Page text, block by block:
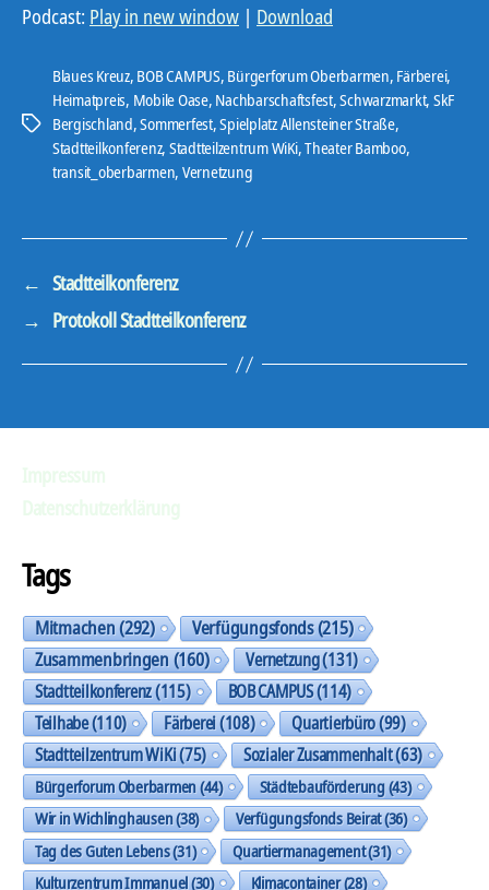
d
P
e
Podcast: Play in new window | Download
Schlagwörter
Blaues Kreuz, BOB CAMPUS, Bürgerforum Oberbarmen, Färberei,
Heimatpreis, Mobile Oase, Nachbarschaftsfest,Schwarzmarkt, SkF
Bergischland,Sommerfest,Spielplatz Allensteiner Straße,
Stadtteilkonferenz, Stadtteilzentrum WiKi,Theater Bamboo,
transit_oberbarmen, Vernetzung
← Stadtteilkonferenz
→ Protokoll Stadtteilkonferenz
Tags
Mitmachen(292) Verfügungsfonds(215)
Zusammenbringen(160) Vernetzung(131)
Stadtteilkonferenz(115) BOB CAMPUS(114)
Teilhabe(110) Färberei(108) Quartierbüro(99)
Stadtteilzentrum WiKi(75) Sozialer Zusammenhalt(63)
Bürgerforum Oberbarmen(44) Städtebauförderung(43)
Wir in Wichlinghausen(38) Verfügungsfonds Beirat(36)
Tag des Guten Lebens(31) Quartiermanagement(31)
Kulturzentrum Immanuel(30) Klimacontainer(28)